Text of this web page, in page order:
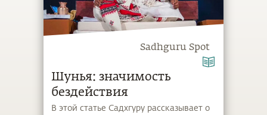
Sadhguru Spot
Шунья: значимость
бездействия
В этой статье Садхгуру рассказывает о